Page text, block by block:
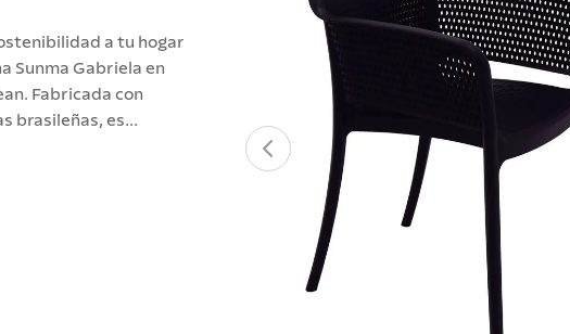
a tu hogar
Sunma Gabriela en
Fabricada con
brasileñas, es...